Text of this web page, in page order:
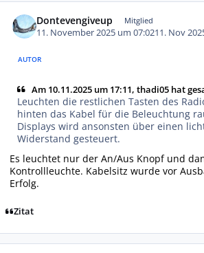
Dontevengiveup Mitglied
11. November 2025 um 07:0211. Nov
AUTOR
Am 10.11.2025 um 17:11, thadi05 hat
Leuchten die restlichen Tasten des
hinten das Kabel für die Beleuchtung
Displays wird ansonsten über einen
Widerstand gesteuert.
Es leuchtet nur der An/Aus Knopf und
Kontrollleuchte. Kabelsitz wurde vor
Erfolg.
Zitat